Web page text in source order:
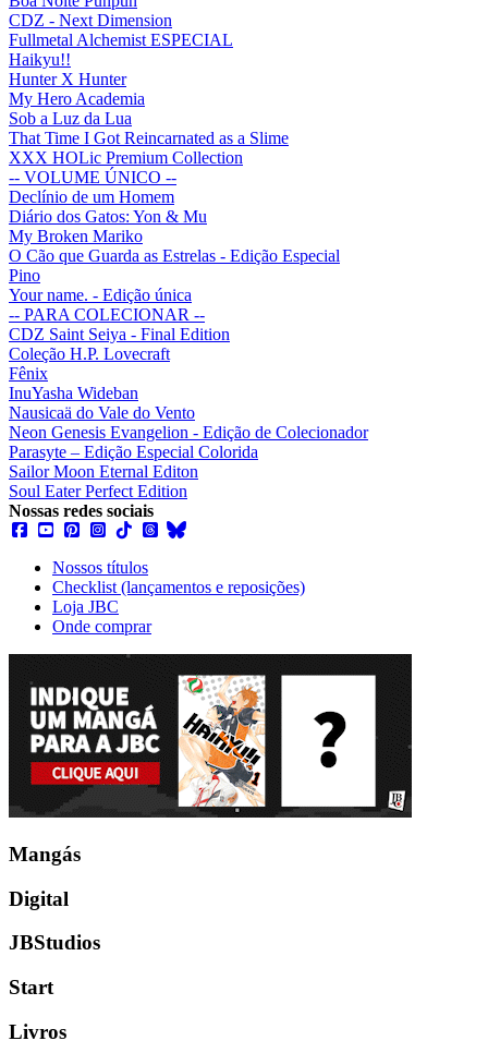
CDZ - Next Dimension
Fullmetal Alchemist ESPECIAL
Haikyu!!
Hunter X Hunter
My Hero Academia
Sob a Luz da Lua
That Time I Got Reincarnated as a Slime
XXX HOLic Premium Collection
-- VOLUME ÚNICO --
Declínio de um Homem
Diário dos Gatos: Yon & Mu
My Broken Mariko
O Cão que Guarda as Estrelas - Edição Especial
Pino
Your name. - Edição única
-- PARA COLECIONAR --
CDZ Saint Seiya - Final Edition
Coleção H.P. Lovecraft
Fênix
InuYasha Wideban
Nausicaä do Vale do Vento
Neon Genesis Evangelion - Edição de Colecionador
Parasyte – Edição Especial Colorida
Sailor Moon Eternal Editon
Soul Eater Perfect Edition
Nossas redes sociais
Nossos títulos
Checklist (lançamentos e reposições)
Loja JBC
Onde comprar
Mangás
Digital
JBStudios
Start
Livros